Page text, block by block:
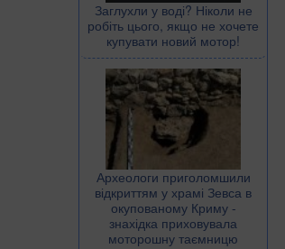
Заглухли у воді? Ніколи не
робіть цього, якщо не хочете
купувати новий мотор!
Археологи приголомшили
відкриттям у храмі Зевса в
окупованому Криму -
знахідка приховувала
моторошну таємницю